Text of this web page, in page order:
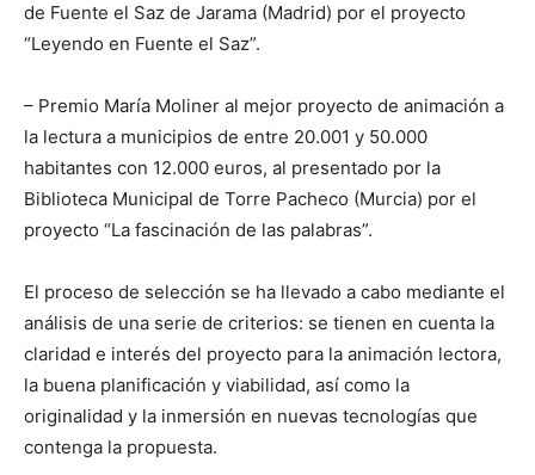
de Fuente el Saz de Jarama (Madrid) por el proyecto
“Leyendo en Fuente el Saz”.
– Premio María Moliner al mejor proyecto de animación a
la lectura a municipios de entre 20.001 y 50.000
habitantes con 12.000 euros, al presentado por la
Biblioteca Municipal de Torre Pacheco (Murcia) por el
proyecto “La fascinación de las palabras”.
El proceso de selección se ha llevado a cabo mediante el
análisis de una serie de criterios: se tienen en cuenta la
claridad e interés del proyecto para la animación lectora,
la buena planificación y viabilidad, así como la
originalidad y la inmersión en nuevas tecnologías que
contenga la propuesta.